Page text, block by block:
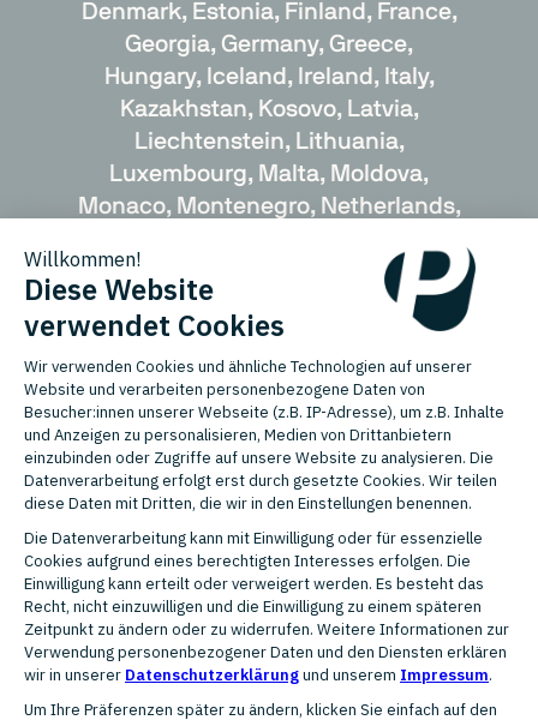
Denmark, Estonia, Finland, France,
Georgia, Germany, Greece,
Hungary, Iceland, Ireland, Italy,
Kazakhstan, Kosovo, Latvia,
Liechtenstein, Lithuania,
Luxembourg, Malta, Moldova,
Monaco, Montenegro, Netherlands,
Portugal, Romania, Russia, San
Marino, Serbia, Slovakia, Slovenia,
Spain, Sweden, Switzerland,
Turkey, Ukraine, United Kingdom,
Vatican City